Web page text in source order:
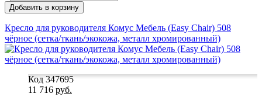
Добавить в корзину
Кресло для руководителя Комус Мебель (Easy Chair) 508
чёрное (сетка/ткань/экокожа, металл хромированный)
Код 347695
11 716 руб.